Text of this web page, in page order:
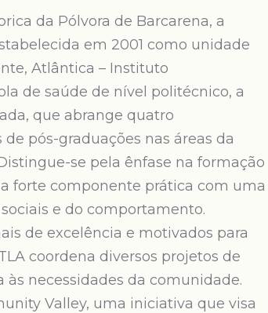
da Pólvora de Barcarena, a
em 2001 como unidade
Atlântica – Instituto
de saúde de nível politécnico, a
que abrange quatro
pós-graduações nas áreas da
se pela ênfase na formação
forte componente prática com uma
e do comportamento.
de excelência e motivados para
coordena diversos projetos de
necessidades da comunidade.
Valley, uma iniciativa que visa